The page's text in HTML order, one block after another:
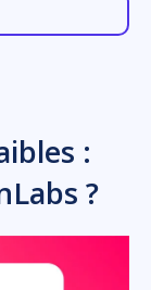
:
?